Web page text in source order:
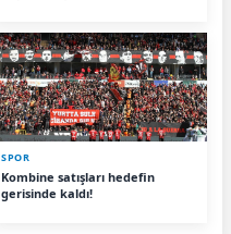
SPOR
Kombine satışları hedefin
gerisinde kaldı!